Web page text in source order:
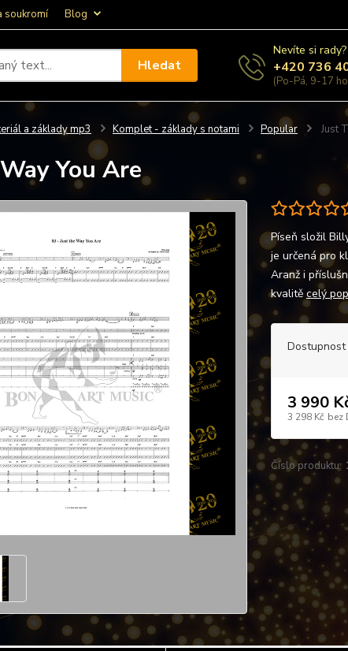
soukromí Blog
Hledat
Nevíte si
+420 736
(Po-Pá, 9-17
a základy mp3 Komplet - základy s notami Popular Just
You Are
Píseň složil
je určená pro
Aranž i
kvalitě celý
Dostupnost
3 990
3 298 Kč bez
Číslo produktu: